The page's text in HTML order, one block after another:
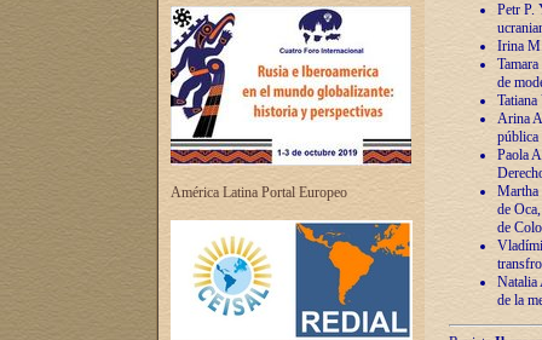
América Latina Portal Europeo
Petr P.
Irina
de
Arina
pública
Paola
Martha
de
de
Natalia
de la